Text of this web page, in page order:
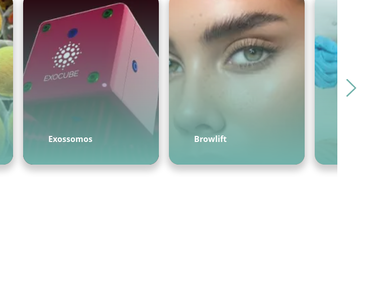
Exossomos Browlift